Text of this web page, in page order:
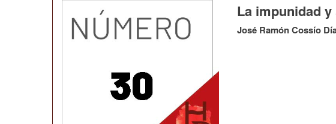
La impunidad
José Ramón Cossío